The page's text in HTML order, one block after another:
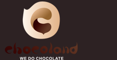
conținut